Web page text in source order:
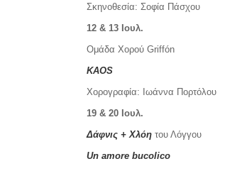
Σκηνοθεσία: Σοφία Πάσχου
12 & 13 Ιουλ.
Ομάδα Χορού Griffón
KAOS
Χορογραφία: Ιωάννα Πορτόλου
19 & 20 Ιουλ.
Δάφνις + Χλόη του Λόγγου
Un amore bucolico